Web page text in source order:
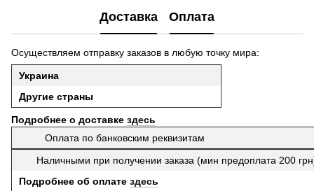
Доставка Оплата
Осуществляем отправку заказов в любую точку мира:
Украина
Другие страны
Подробнее о доставке здесь
Оплата по банковским реквизитам
Наличными при получении заказа (мин предоплата 200
Подробнее об оплате здесь